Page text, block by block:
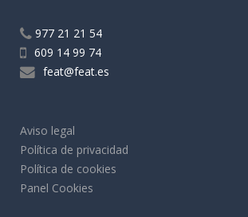
977 21 21 54
609 14 99 74
feat@feat.es
Aviso legal
Política de privacidad
Política de cookies
Panel Cookies